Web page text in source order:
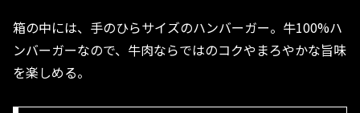
箱の中には、手のひらサイズのハンバーガー。牛100%ハ
ンバーガーなので、牛肉ならではのコクやまろやかな旨味
を楽しめる。